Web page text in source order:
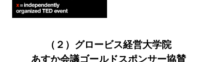
（２）グロービス経営大学院
あすか会議ゴールドスポンサー協賛